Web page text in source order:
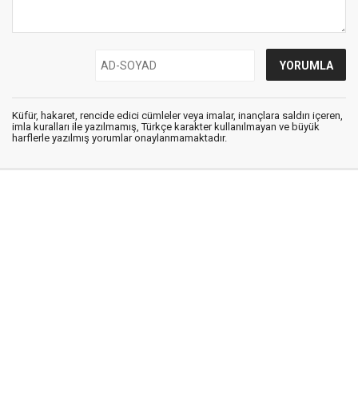
Küfür, hakaret, rencide edici cümleler veya imalar, inançlara saldırı içeren,
imla kuralları ile yazılmamış, Türkçe karakter kullanılmayan ve büyük
harflerle yazılmış yorumlar onaylanmamaktadır.